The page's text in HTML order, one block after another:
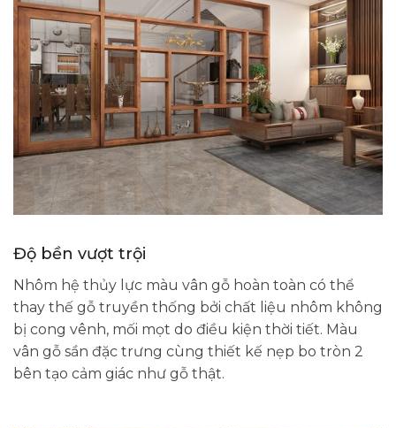
Độ bền vượt trội
Nhôm hệ thủy lực màu vân gỗ hoàn toàn có thể
thay thế gỗ truyền thống bởi chất liệu nhôm không
bị cong vênh, mối mọt do điều kiện thời tiết. Màu
vân gỗ sần đặc trưng cùng thiết kế nẹp bo tròn 2
bên tạo cảm giác như gỗ thật.